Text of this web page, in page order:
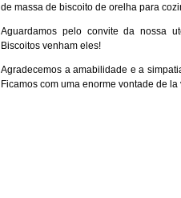
de massa de biscoito de orelha para
Aguardamos pelo convite da nossa
Biscoitos venham eles!
Agradecemos a amabilidade e a
Ficamos com uma enorme vontade de